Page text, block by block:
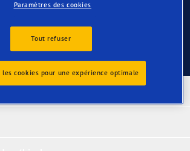
Paramètres des cookies
Tout refuser
cookies pour une expérience optimale